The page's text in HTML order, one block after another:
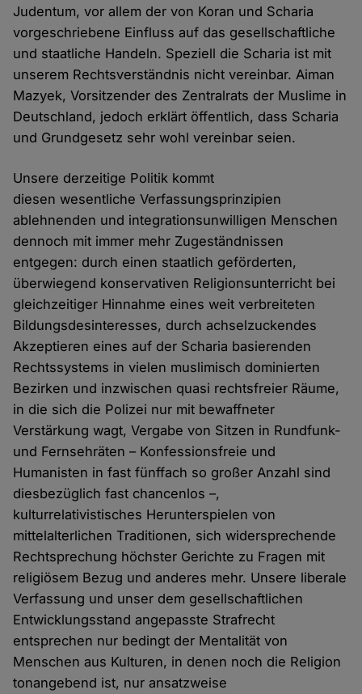
Judentum, vor allem der von Koran und Scharia
vorgeschriebene Einfluss auf das gesellschaftliche
und staatliche Handeln. Speziell die Scharia ist mit
unserem Rechtsverständnis nicht vereinbar. Aiman
Mazyek, Vorsitzender des Zentralrats der Muslime in
Deutschland, jedoch erklärt öffentlich, dass Scharia
und Grundgesetz sehr wohl vereinbar seien.
Unsere derzeitige Politik kommt
diesen wesentliche Verfassungsprinzipien
ablehnenden und integrationsunwilligen Menschen
dennoch mit immer mehr Zugeständnissen
entgegen: durch einen staatlich geförderten,
überwiegend konservativen Religionsunterricht bei
gleichzeitiger Hinnahme eines weit verbreiteten
Bildungsdesinteresses, durch achselzuckendes
Akzeptieren eines auf der Scharia basierenden
Rechtssystems in vielen muslimisch dominierten
Bezirken und inzwischen quasi rechtsfreier Räume,
in die sich die Polizei nur mit bewaffneter
Verstärkung wagt, Vergabe von Sitzen in Rundfunk-
und Fernsehräten – Konfessionsfreie und
Humanisten in fast fünffach so großer Anzahl sind
diesbezüglich fast chancenlos –,
kulturrelativistisches Herunterspielen von
mittelalterlichen Traditionen, sich widersprechende
Rechtsprechung höchster Gerichte zu Fragen mit
religiösem Bezug und anderes mehr. Unsere liberale
Verfassung und unser dem gesellschaftlichen
Entwicklungsstand angepasste Strafrecht
entsprechen nur bedingt der Mentalität von
Menschen aus Kulturen, in denen noch die Religion
tonangebend ist, nur ansatzweise